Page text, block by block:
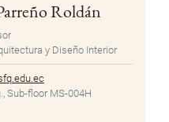
Roldán
y Diseño Interior
Sub-floor MS-004H